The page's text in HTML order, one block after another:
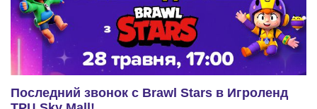
Последний звонок с Brawl Stars в Игроленд